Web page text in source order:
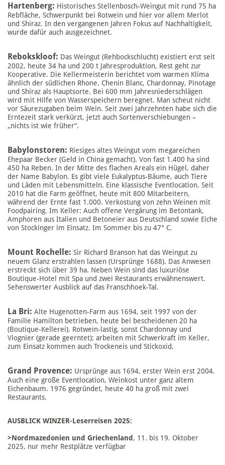
Hartenberg: Historisches Stellenbosch-Weingut mit rund 75 ha
Rebfläche, Schwerpunkt bei Rotwein und hier vor allem Merlot
und Shiraz. In den vergangenen Jahren Fokus auf Nachhaltigkeit,
wurde dafür auch ausgezeichnet.
Rebokskloof: Das Weingut (Rehbockschlucht) existiert erst seit
2002, heute 34 ha und 200 t Jahresproduktion, Rest geht zur
Kooperative. Die Kellermeisterin berichtet vom warmen Klima
ähnlich der südlichen Rhone. Chenin Blanc, Chardonnay, Pinotage
und Shiraz als Hauptsorte. Bei 600 mm Jahresniederschlägen
wird mit Hilfe von Wasserspeichern beregnet. Man scheut nicht
vor Säurezugaben beim Wein. Seit zwei Jahrzehnten habe sich die
Erntezeit stark verkürzt, jetzt auch Sortenverschiebungen –
„nichts ist wie früher“.
Babylonstoren: Riesiges altes Weingut vom megareichen
Ehepaar Becker (Geld in China gemacht). Von fast 1.400 ha sind
450 ha Reben. In der Mitte des flachen Areals ein Hügel, daher
der Name Babylon. Es gibt viele Eukalyptus-Bäume, auch Tiere
und Läden mit Lebensmitteln. Eine klassische Eventlocation. Seit
2010 hat die Farm geöffnet, heute mit 800 Mitarbeitern,
während der Ernte fast 1.000. Verkostung von zehn Weinen mit
Foodpairing. Im Keller: Auch offene Vergärung im Betontank,
Amphoren aus Italien und Betoneier aus Deutschland sowie Eiche
von Stockinger im Einsatz. Im Sommer bis zu 47° C.
Mount Rochelle: Sir Richard Branson hat das Weingut zu
neuem Glanz erstrahlen lassen (Ursprünge 1688). Das Anwesen
erstreckt sich über 39 ha. Neben Wein sind das luxuriöse
Boutique-Hotel mit Spa und zwei Restaurants erwähnenswert.
Sehenswerter Ausblick auf das Franschhoek-Tal.
La Bri: Alte Hugenotten-Farm aus 1694, seit 1997 von der
Familie Hamilton betrieben, heute bei bescheidenen 20 ha
(Boutique-Kellerei). Rotwein-lastig, sonst Chardonnay und
Viognier (gerade geerntet); arbeiten mit Schwerkraft im Keller,
zum Einsatz kommen auch Trockeneis und Stickoxid.
Grand Provence: Ursprünge aus 1694, erster Wein erst 2004.
Auch eine große Eventlocation, Weinkost unter ganz altem
Eichenbaum. 1976 gegründet, heute 40 ha groß mit zwei
Restaurants.
AUSBLICK WINZER-Leserreisen 2025:
>Nordmazedonien und Griechenland, 11. bis 19. Oktober
2025, nur mehr Restplätze verfügbar